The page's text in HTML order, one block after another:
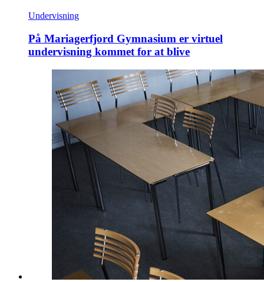
Undervisning
På Mariagerfjord Gymnasium er virtuel
undervisning kommet for at blive